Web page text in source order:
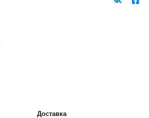
Доставка